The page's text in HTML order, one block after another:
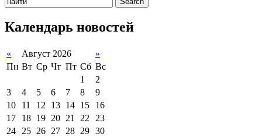
Календарь новостей
« Август 2026
»
Пн Вт Ср Чт Пт Сб Вс
1
2
3
4 5 6 7 8
9
10
11 12 13 14 15
16
17
18 19 20 21 22
23
24
25 26 27 28 29 30